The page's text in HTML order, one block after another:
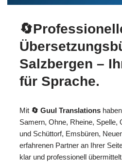
Salzbergen –
für Sprache.
Mit 🔄 Guul Translations
Samern, Ohne, Rheine, Spelle,
und Schüttorf, Emsbüren,
erfahrenen Partner an Ihrer
klar und professionell